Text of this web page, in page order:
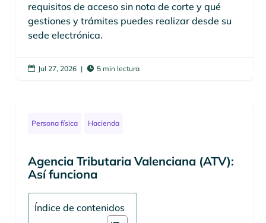
requisitos de acceso sin nota de corte y qué
gestiones y trámites puedes realizar desde su
sede electrónica.
 Jul 27, 2026 |  5 min lectura
Persona física Hacienda
Agencia Tributaria Valenciana (ATV):
Así funciona
Índice de contenidos